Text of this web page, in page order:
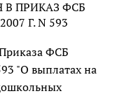
ПРИКАЗ ФСБ
Г. N 593
ФСБ
"О выплатах на